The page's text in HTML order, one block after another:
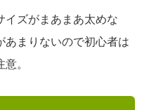
イズがまあまあ太めな
あまりないので初心者は
。